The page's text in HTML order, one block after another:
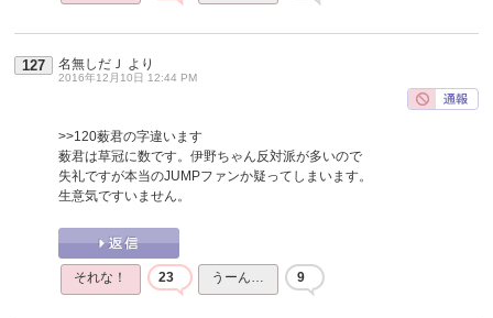
127 名無しだＪ より
2016年12月10日 12:44 PM
>>120薮君の字違います
薮君は草冠に数です。伊野ちゃん反対派が多いので
失礼ですが本当のJUMPファンか疑ってしまいます。
生意気ですいません。
それな！ 23 うーん… 9